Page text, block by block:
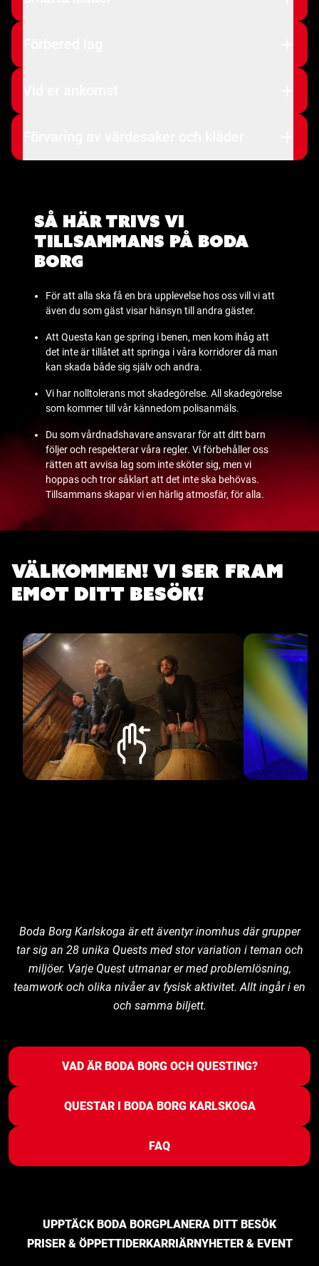
Så här trivs vi
tillsammans på Boda
Borg
För att alla ska få en bra upplevelse hos oss vill vi att
även du som gäst visar hänsyn till andra gäster.
Att Questa kan ge spring i benen, men kom ihåg att
det inte är tillåtet att springa i våra korridorer då man
kan skada både sig själv och andra.
Vi har nolltolerans mot skadegörelse. All skadegörelse
som kommer till vår kännedom polisanmäls.
Du som vårdnadshavare ansvarar för att ditt barn
följer och respekterar våra regler. Vi förbehåller oss
rätten att avvisa lag som inte sköter sig, men vi
hoppas och tror såklart att det inte ska behövas.
Tillsammans skapar vi en härlig atmosfär, för alla.
Välkommen! Vi ser fram
emot ditt besök!
Boda Borg Karlskoga är ett äventyr inomhus där grupper
tar sig an 28 unika Quests med stor variation i teman och
miljöer. Varje Quest utmanar er med problemlösning,
teamwork och olika nivåer av fysisk aktivitet. Allt ingår i en
och samma biljett.
VAD ÄR BODA BORG OCH QUESTING?
QUESTAR I BODA BORG KARLSKOGA
FAQ
UPPTÄCK BODA BORGPLANERA DITT BESÖK
PRISER & ÖPPETTIDERKARRIÄRNYHETER & EVENT